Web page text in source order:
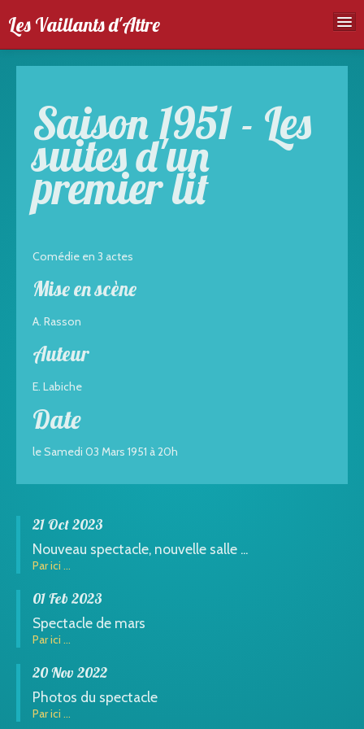
Les Vaillants d'Attre
Spectales
Agenda
Galeries photos
Saison 1951 - Les
suites d'un
premier lit
Comédie en 3 actes
Mise en scène
A. Rasson
Auteur
E. Labiche
Date
le Samedi 03 Mars 1951 à 20h
21 Oct 2023
Nouveau spectacle, nouvelle salle ...
Par ici ...
01 Feb 2023
Spectacle de mars
Par ici ...
20 Nov 2022
Photos du spectacle
Par ici ...